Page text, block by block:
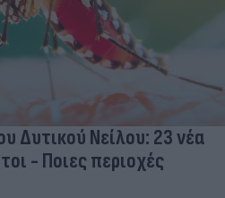
Δυτικού Νείλου: 23 νέα
- Ποιες περιοχές